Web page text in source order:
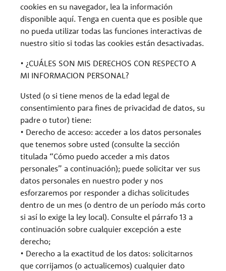
cookies en su navegador, lea la información
disponible aquí. Tenga en cuenta que es posible que
no pueda utilizar todas las funciones interactivas de
nuestro sitio si todas las cookies están desactivadas.
• ¿CUÁLES SON MIS DERECHOS CON RESPECTO A
MI INFORMACION PERSONAL?
Usted (o si tiene menos de la edad legal de
consentimiento para fines de privacidad de datos, su
padre o tutor) tiene:
• Derecho de acceso: acceder a los datos personales
que tenemos sobre usted (consulte la sección
titulada “Cómo puedo acceder a mis datos
personales” a continuación); puede solicitar ver sus
datos personales en nuestro poder y nos
esforzaremos por responder a dichas solicitudes
dentro de un mes (o dentro de un período más corto
si así lo exige la ley local). Consulte el párrafo 13 a
continuación sobre cualquier excepción a este
derecho;
• Derecho a la exactitud de los datos: solicitarnos
que corrijamos (o actualicemos) cualquier dato